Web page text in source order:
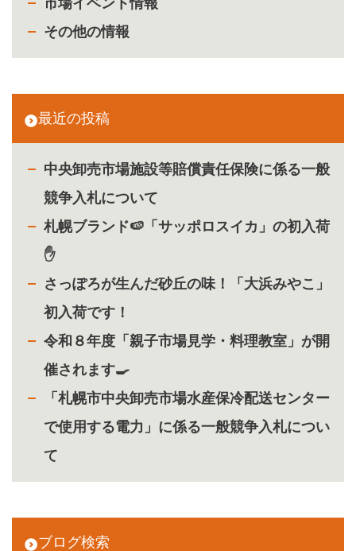
その他の情報
最近の投稿
中央卸売市場施設等賠償責任保険に係る一般
競争入札について
札幌ブランド🍉「サッポロスイカ」の初入荷
✋
さっぽろが生んだ砂丘の味！「大浜みやこ」
初入荷です！
令和８年度「親子市場見学・料理教室」が開
催されます🍳
「札幌市中央卸売市場水産保冷配送センター
で使用する電力」に係る一般競争入札につい
て
ブログ検索